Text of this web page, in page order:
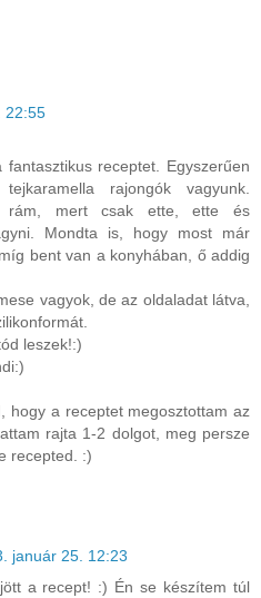
22:55
receptet. Egyszerűen
rajongók vagyunk.
rám, mert csak ette, ette és
Mondta is, hogy most már
bent van a konyhában, ő addig
vagyok, de az oldaladat látva,
leszek!:)
hogy a receptet megosztottam az
rajta 1-2 dolgot, meg persze
recepted. :)
január 25. 12:23
a recept! :) Én se készítem túl